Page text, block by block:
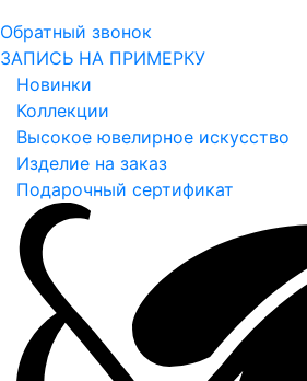
Обратный звонок
ЗАПИСЬ НА ПРИМЕРКУ
Новинки
Коллекции
Высокое ювелирное искусство
Изделие на заказ
Подарочный сертификат